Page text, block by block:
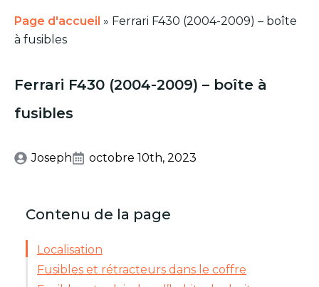
Page d'accueil » Ferrari F430 (2004-2009) – boîte
à fusibles
Ferrari F430 (2004-2009) – boîte à
fusibles
Joseph octobre 10th, 2023
Contenu de la page
Localisation
Fusibles et rétracteurs dans le coffre